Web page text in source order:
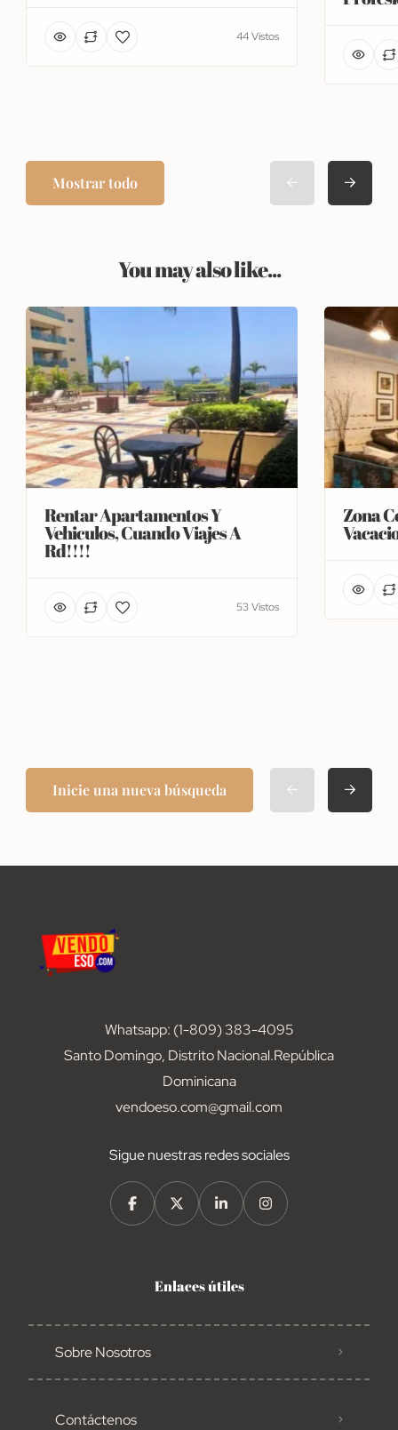
44 Vistos
Mostrar todo
You may also like...
Rentar Apartamentos Y
Vehiculos, Cuando Viajes A
Rd!!!!
53 Vistos
Zona
Inicie una nueva búsqueda
Whatsapp: (1-809) 383-4095
Santo Domingo, Distrito Nacional.República
Dominicana
vendoeso.com@gmail.com
Sigue nuestras redes sociales
Enlaces útiles
Sobre Nosotros
Contáctenos